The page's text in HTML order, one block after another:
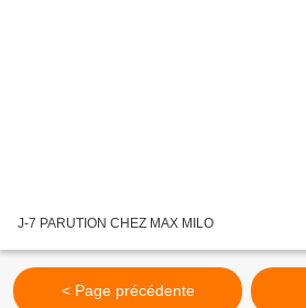
J-7 PARUTION CHEZ MAX MILO
< Page précédente